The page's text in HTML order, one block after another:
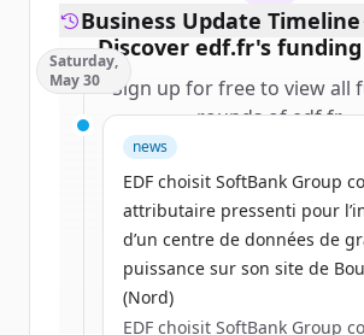
Discover edf.fr's
Sign up for free to view all
roundsofedf.fr.
New accounts include trial
get started.
Create Free
Vous avez déjà un compte ?
Business Update Timeline
Saturday,
May 30
news
EDF choisit SoftBank Group
attributaire pressenti pour
d’un centre de données de
puissance sur son site de
(Nord)
EDF choisit SoftBank Group